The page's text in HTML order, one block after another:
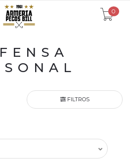
0
FILTROS